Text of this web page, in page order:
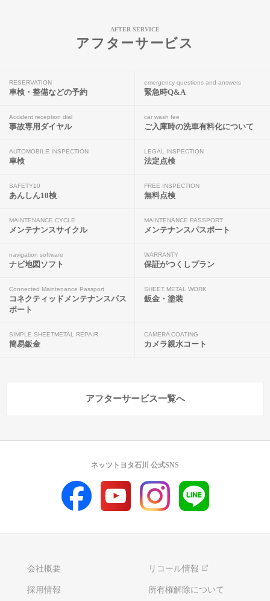
AFTER SERVICE
アフターサービス
RESERVATION
車検・整備などの予約
emergency questions and answers
緊急時Q&A
Accident reception dial
事故専用ダイヤル
car wash fee
ご入庫時の洗車有料化について
AUTOMOBILE INSPECTION
車検
LEGAL INSPECTION
法定点検
SAFETY10
あんしん10検
FREE INSPECTION
無料点検
MAINTENANCE CYCLE
メンテナンスサイクル
MAINTENANCE PASSPORT
メンテナンスパスポート
navigation software
ナビ地図ソフト
WARRANTY
保証がつくしプラン
Connected Maintenance Passport
コネクティッドメンテナンスパス
ポート
SHEET METAL WORK
鈑金・塗装
SIMPLE SHEETMETAL REPAIR
簡易鈑金
CAMERA COATING
カメラ親水コート
アフターサービス一覧へ
会社概要 リコール情報
採用情報 所有権解除について
ネッツトヨタ石川 公式SNS